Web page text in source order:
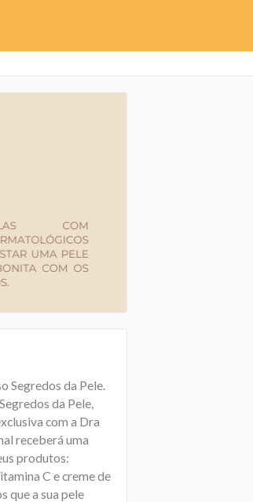
Segredos da Pele.
da Pele,
com a Dra
receberá uma
produtos:
C e creme de
que a sua pele